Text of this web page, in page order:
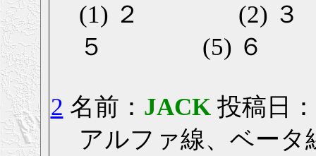
(1) ２ (2)
５ (5) ６
2 名前： JACK 投稿日
アルファ線、ベー